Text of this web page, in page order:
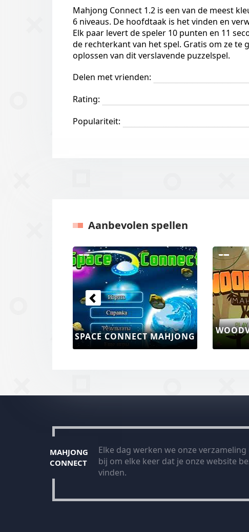
Mahjong Connect 1.2 is een van de meest
6 niveaus. De hoofdtaak is het vinden en
Elk paar levert de speler 10 punten en 11
de rechterkant van het spel. Gratis om ze
oplossen van dit verslavende puzzelspel.
Delen met vrienden:
Rating:
Populariteit:
Aanbevolen spellen
MAHJONG CONNECT 3D MAHJONG
Vorige
MAHJONG
CONNECT
Elke dag werken we onze
bij om elke keer dat je onze website
vinden.